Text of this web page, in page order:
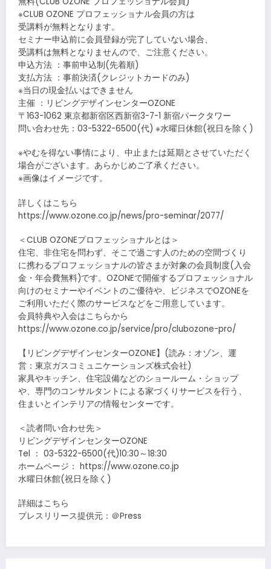
※CLUB OZONE プロフェッショナル会員の方は
受講料が無料となります。
セミナー申込前に会員登録が完了していない場合、
受講料は無料となりませんので、ご注意ください。
申込方法 ：事前申込制(先着順)
支払方法 ：事前決済(クレジットカードのみ)
※当日の現金払いはできません
主催 ：リビングデザインセンターOZONE
〒163-1062 東京都新宿区西新宿3-7-1 新宿パークタワー
問い合わせ先：03-5322-6500(代) ※水曜日休館(祝日を除く)
※やむを得ない事情により、中止または延期とさせていただく
場合がございます。あらかじめご了承ください。
※画像はイメージです。
詳しくはこちら
https://www.ozone.co.jp/news/pro-seminar/2077/
＜CLUB OZONEプロフェッショナルとは＞
住宅、非住宅を問わず、そこで過ごす人のための空間づくり
に携わるプロフェッショナルの皆さまが対象の会員制度(入会
金・年会費無料)です。OZONEで開催するプロフェッショナル
向けのセミナーやイベントのご優待や、ビジネスでOZONEを
ご利用いただく際のサービスなどをご用意しています。
会員特典や入会はこちらから
https://www.ozone.co.jp/service/pro/clubozone-pro/
【リビングデザインセンターOZONE】(読み：オゾン、運
営：東京ガスコミュニケーションズ株式会社)
家具やキッチン、住宅設備などのショールーム・ショップ
や、専門のコンサルタントによる家づくりサービスを行う、
住まいとインテリアの情報センターです。
＜読者問い合わせ先＞
リビングデザインセンターOZONE
Tel ： 03-5322-6500(代)10:30～18:30
ホームページ： https://www.ozone.co.jp
水曜日休館(祝日を除く)
詳細はこちら
プレスリリース提供元：＠Press